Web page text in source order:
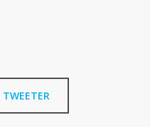
TWEETER